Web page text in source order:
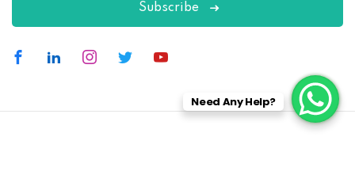
Subscribe
Need Any Help?